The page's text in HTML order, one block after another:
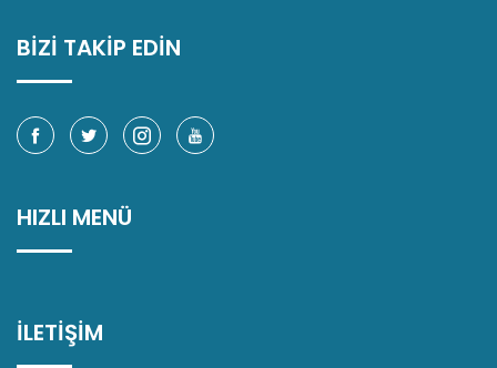
BİZİ TAKİP EDİN
HIZLI MENÜ
İLETİŞİM